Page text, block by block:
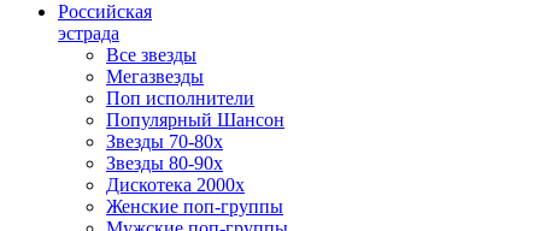
Российская
эстрада
Все звезды
Мегазвезды
Поп исполнители
Популярный Шансон
Звезды 70-80х
Звезды 80-90х
Дискотека 2000х
Женские поп-группы